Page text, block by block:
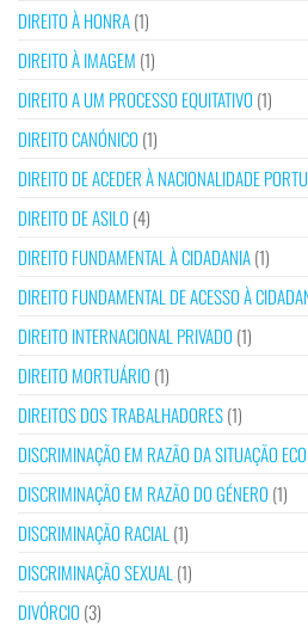
DIREITO À HONRA(1)
DIREITO À IMAGEM (1)
DIREITO A UM PROCESSO EQUITATIVO (1)
DIREITO CANÓNICO (1)
DIREITO DE ACEDER À NACIONALIDADE
DIREITO DE ASILO (4)
DIREITO FUNDAMENTAL À CIDADANIA(1)
DIREITO FUNDAMENTAL DE ACESSO À
DIREITO INTERNACIONAL PRIVADO (1)
DIREITO MORTUÁRIO (1)
DIREITOS DOS TRABALHADORES(1)
DISCRIMINAÇÃO EM RAZÃO DA SITUAÇÃO
DISCRIMINAÇÃO EM RAZÃO DO GÉNERO (1)
DISCRIMINAÇÃO RACIAL(1)
DISCRIMINAÇÃO SEXUAL(1)
DIVÓRCIO (3)